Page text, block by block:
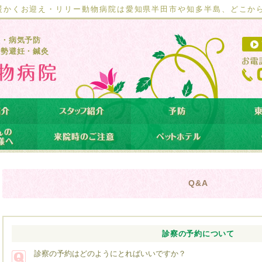
くお迎え・リリー動物病院は愛知県半田市や知多半島、どこか
病気予防
避妊・鍼灸
Q&A
診察の予約について
診察の予約はどのようにとればいいですか？